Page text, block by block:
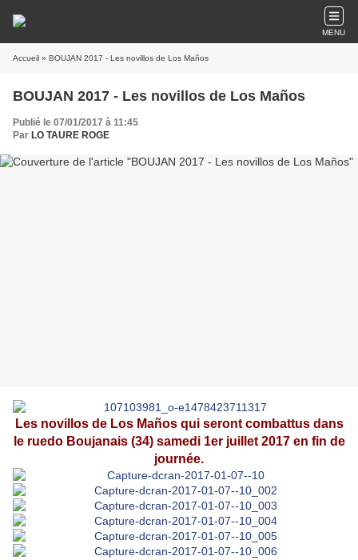
MENU
Accueil » BOUJAN 2017 - Les novillos de Los Maños
BOUJAN 2017 - Les novillos de Los Maños
Publié le 07/01/2017 à 11:45
Par LO TAURE ROGE
Les novillos de Los Maños qui seront combattus dans
le ruedo Boujanais (34) samedi 1er juillet 2017 en fin de
journée.